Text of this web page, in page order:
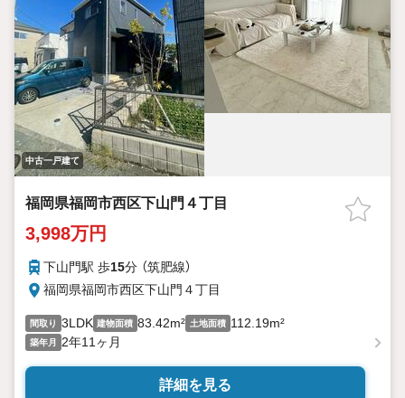
中古一戸建て
福岡県福岡市西区下山門４丁目
3,998万円
下山門駅 歩15分 （筑肥線）
福岡県福岡市西区下山門４丁目
間取り 3LDK 建物面積 83.42m² 土地面積 112.19m²
築年月 2年11ヶ月
詳細を見る